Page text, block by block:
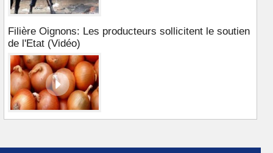
Filière Oignons: Les producteurs sollicitent le soutien
de l'Etat (Vidéo)